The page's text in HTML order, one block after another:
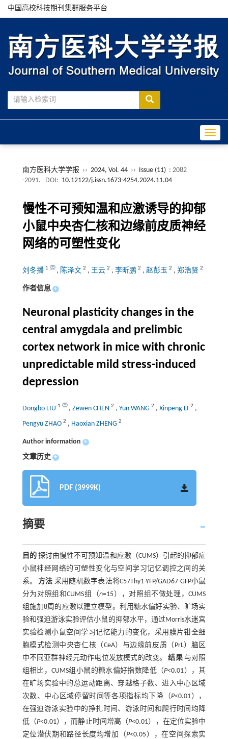
中国高校科技期刊集群服务平台
南方医科大学学报 ›› 2024, Vol. 44 ›› Issue (11) : 2082
-2091.
DOI: 10.12122/j.issn.1673-4254.2024.11.04
慢性不可预知温和应激诱导的抑郁
小鼠中央杏仁核和边缘前皮质神经
网络的可塑性变化
刘冬播 1 , 陈泽文 2 , 王云 2 , 李昕鹏 2 , 赵彭玉 2 , 郑浩贤 2
作者信息 +
Neuronal plasticity changes in the
central amygdala and prelimbic
cortex network in mice with chronic
unpredictable mild stress-induced
depression
Dongbo LIU 1 , Zewen CHEN 2 , Yun WANG 2 , Xinpeng LI 2 ,
Pengyu ZHAO 2 , Haoxian ZHENG 2
Author information +
文章历史 +
PDF (3999K)
摘要
目的探讨由慢性不可预知温和应激（CUMS）引起的抑郁症
小鼠神经网络的可塑性变化与空间学习记忆调控之间的关
系。 方法 采用随机数字表法将C57Thy1-YFP/GAD67-GFP小鼠
分为对照组和CUMS组（n=15），对照组不做处理，CUMS
组施加8周的应激以建立模型。利用糖水偏好实验、旷场实
验和强迫游泳实验评估小鼠的抑郁水平，通过Morris水迷宫
实验检测小鼠空间学习记忆能力的变化，采用膜片钳全细
胞模式检测中央杏仁核（CeA）与边缘前皮质（PrL）脑区
中不同亚群神经元动作电位发放模式的改变。结果与对照
组相比，CUMS组小鼠的糖水偏好指数降低（P<0.01），其
在旷场实验中的总运动距离、穿越格子数、进入中心区域
次数、中心区域停留时间等各项指标均下降（P<0.01），
在强迫游泳实验中的挣扎时间、游泳时间和爬行时间均降
低（P<0.01），而静止时间增高（P<0.01），在定位实验中
定位潜伏期和路径长度均增加（P<0.05），在空间探索实